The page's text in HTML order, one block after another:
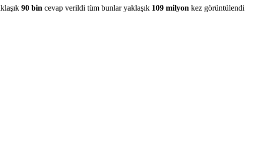
90 bin cevap verildi tüm bunlar yaklaşık 109 milyon kez görüntülendi